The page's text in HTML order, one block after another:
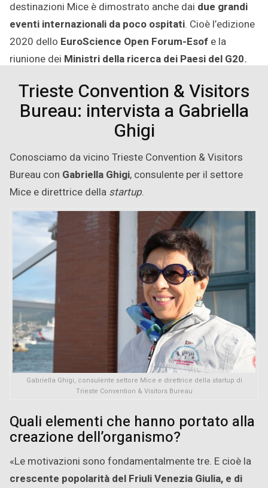
destinazioni Mice è dimostrato anche dai due grandi
eventi internazionali da poco ospitati. Cioè l’edizione
2020 dello EuroScience Open Forum-Esof e la
riunione dei Ministri della ricerca dei Paesi del G20.
Trieste Convention & Visitors
Bureau: intervista a Gabriella
Ghigi
Conosciamo da vicino Trieste Convention & Visitors
Bureau con Gabriella Ghigi, consulente per il settore
Mice e direttrice della startup.
Gabriella Ghigi, consulente settore Mice e direttrice della startup di
Trieste Convention & Visitors Bureau
Quali elementi che hanno portato alla
creazione dell’organismo?
«Le motivazioni sono fondamentalmente tre. E cioè la
crescente popolarità del Friuli Venezia Giulia, e di